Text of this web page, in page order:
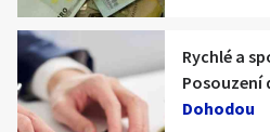
Email:
Rychlé a
Posouzení
Dohodou